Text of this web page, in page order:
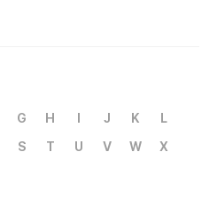
G H I J K
L
S T U V W
X